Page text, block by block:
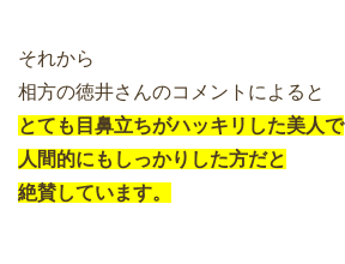
それから
相方の徳井さんのコメントによると
とても目鼻立ちがハッキリした美人で
人間的にもしっかりした方だと
絶賛しています。